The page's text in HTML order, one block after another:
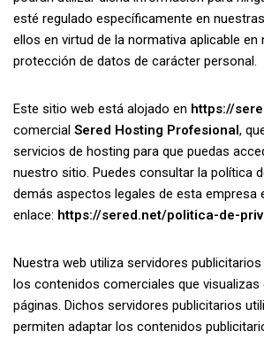
esté regulado específicamente en
ellos en virtud de la normativa aplicable en
protección de datos de carácter personal.
Este sitio web está alojado en https://
comercial Sered Hosting Profesional,
servicios de hosting para que puedas
nuestro sitio. Puedes consultar la política
demás aspectos legales de esta empresa
enlace: https://sered.net/politica-de-
Nuestra web utiliza servidores
los contenidos comerciales que visualizas
páginas. Dichos servidores publicitarios
permiten adaptar los contenidos